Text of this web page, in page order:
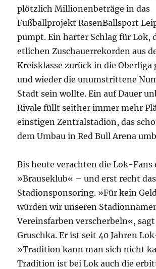
plötzlich Millionenbeträge in das
Fußballprojekt RasenBallsport
pumpt. Ein harter Schlag für Lok,
etlichen Zuschauerrekorden aus
Kreisklasse zurück indie Oberliga
und wiederdie unumstrittene
Stadt sein wollte. Ein auf Dauer
Rivale füllt seither immer mehr
einstigen Zentralstadion, das
dem Umbau in Red Bull Arena
Bis heute verachtendie Lok-Fans
»Brauseklub« – und erst recht das
Stadionsponsoring. »Für kein
würden wir unseren
Vereinsfarben verscherbeln«, sagt
Gruschka. Er ist seit 40 Jahren
»Tradition kann man sich nicht
Tradition ist bei Lok auchdie